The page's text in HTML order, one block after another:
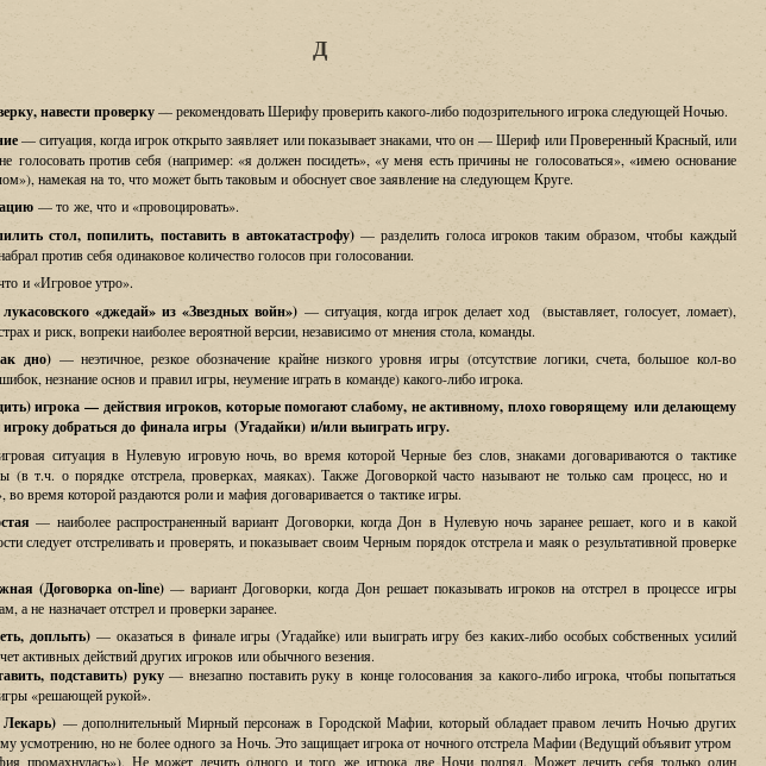
Д
навести проверку—рекомендовать Шерифу проверить какого-либо подозрительного игрока следующей Ночью.
—ситуация, когда игрок открыто заявляет или показывает знаками, что он —Шериф или Проверенный Красный, или
голосовать против себя (например: «я должен посидеть», «у меня есть причины не голосоваться», «имею основание
»), намекая на то, что может быть таковым и обоснует свое заявление на следующем Круге.
— то же, что и «провоцировать».
стол, попилить, поставить в автокатастрофу)—разделить голоса игроков таким образом,чтобы каждый
против себя одинаковое количество голосов при голосовании.
и «Игровое утро».
«джедай» из «Звездных войн»)— ситуация,когда игрок делает ход (выставляет, голосует, ломает),
и риск, вопреки наиболее вероятной версии, независимо от мнения стола, команды.
дно) — неэтичное, резкое обозначение крайне низкого уровня игры (отсутствие логики, счета, большое кол-во
незнание основ и правил игры, неумение играть в команде) какого-либо игрока.
игрока — действия игроков, которые помогают слабому,не активному,плохо говорящему или делающему
добраться до финала игры (Угадайки) и/или выиграть игру.
ситуация в Нулевую игровую ночь,во время которой Черные без слов,знаками договариваются о тактике
(в т.ч. о порядке отстрела,проверках, маяках).Также Договоркой часто называют не только сам процесс,но и
во время которой раздаются роли и мафия договаривается о тактике игры.
— наиболее распространенный вариант Договорки, когда Дон в Нулевую ночь заранее решает,кого и в какой
следует отстреливать и проверять, и показывает своим Черным порядок отстрела и маяк о результативной проверке
(Договорка on-line) —вариант Договорки,когда Дон решает показывать игроков на отстрел в процессе игры
, а не назначает отстрел и проверки заранее.
доплыть)— оказаться в финале игры (Угадайке) или выиграть игру без каких-либо особых собственных усилий
активных действий других игроков или обычного везения.
подставить) руку— внезапно поставить руку в конце голосования за какого-либо игрока, чтобы попытаться
«решающей рукой».
)— дополнительный Мирный персонаж в Городской Мафии, который обладает правом лечить Ночью других
усмотрению,но не более одного за Ночь. Это защищает игрока от ночного отстрела Мафии(Ведущий объявит утром
промахнулась»). Не может лечить одного и того же игрока две Ночи подряд. Может лечить себя только один